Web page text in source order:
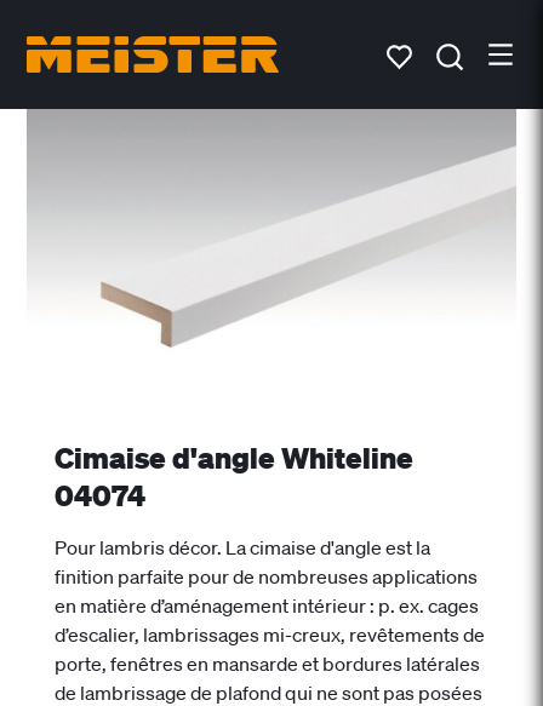
Cimaise d'angle Whiteline
04074
Pour lambris décor. La cimaise d'angle est la
finition parfaite pour de nombreuses applications
en matière d’aménagement intérieur : p. ex. cages
d’escalier, lambrissages mi-creux, revêtements de
porte, fenêtres en mansarde et bordures latérales
de lambrissage de plafond qui ne sont pas posées